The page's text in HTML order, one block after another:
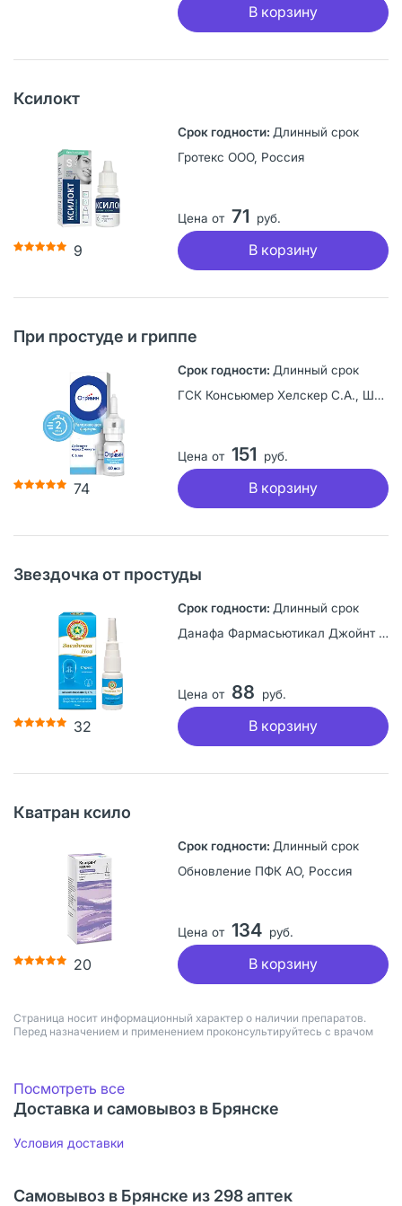
В корзину
Ксилокт
9
Длинный срок
Гротекс ООО, Россия
Цена от 71 руб.
В корзину
При простуде и гриппе
74
Длинный срок
ГСК Консьюмер Хелскер С.А., Швейцария
Цена от 151 руб.
В корзину
Звездочка от простуды
32
Длинный срок
Данафа Фармасьютикал Джойнт Сток Компани, Вьетнам
Цена от 88 руб.
В корзину
Кватран ксило
20
Длинный срок
Обновление ПФК АО, Россия
Цена от 134 руб.
В корзину
Страница носит информационный характер о наличии препаратов.
Перед назначением и применением проконсультируйтесь с врачом
Посмотреть все
Доставка и самовывоз в Брянске
Условия доставки
Самовывоз в Брянске из 298 аптек